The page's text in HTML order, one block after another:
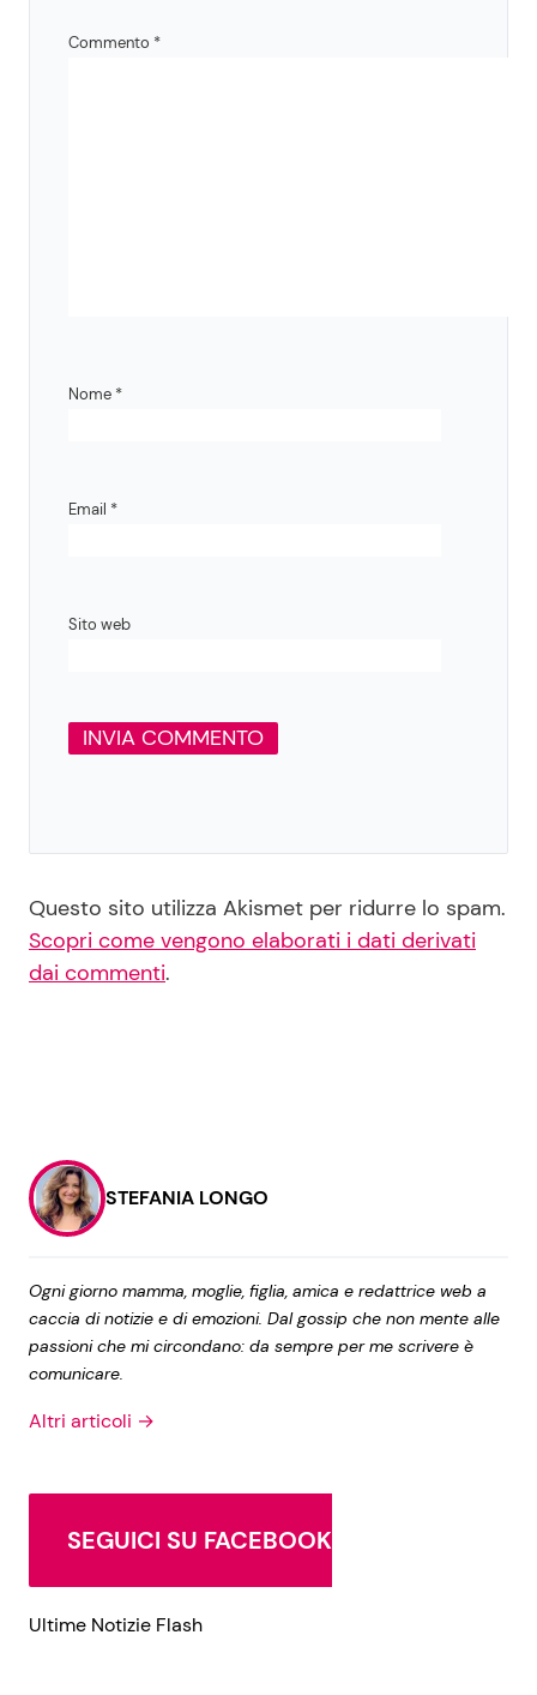
Commento *
Nome *
Email *
Sito web
Questo sito utilizza Akismet per ridurre lo spam.
Scopri come vengono elaborati i dati derivati
dai commenti.
STEFANIA LONGO
Ogni giorno mamma, moglie, figlia, amica e redattrice web a
caccia di notizie e di emozioni. Dal gossip che non mente alle
passioni che mi circondano: da sempre per me scrivere è
comunicare.
Altri articoli →
SEGUICI SU FACEBOOK
Ultime Notizie Flash